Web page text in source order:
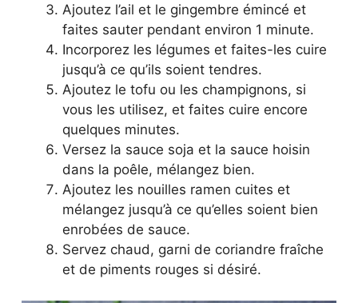
Ajoutez l’ail et le gingembre émincé et
faites sauter pendant environ 1 minute.
Incorporez les légumes et faites-les cuire
jusqu’à ce qu’ils soient tendres.
Ajoutez le tofu ou les champignons, si
vous les utilisez, et faites cuire encore
quelques minutes.
Versez la sauce soja et la sauce hoisin
dans la poêle, mélangez bien.
Ajoutez les nouilles ramen cuites et
mélangez jusqu’à ce qu’elles soient bien
enrobées de sauce.
Servez chaud, garni de coriandre fraîche
et de piments rouges si désiré.